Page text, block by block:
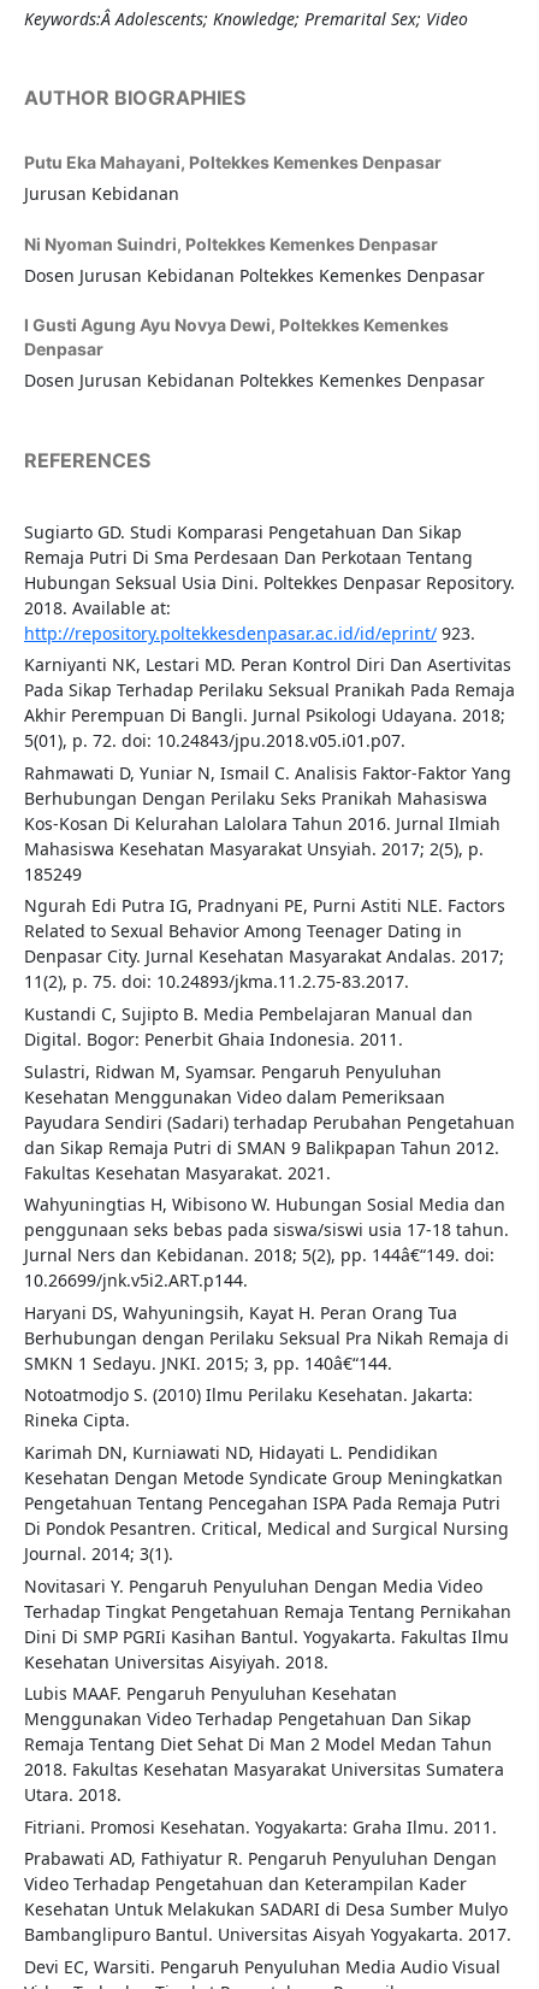
Keywords:ÂAdolescents; Knowledge; Premarital Sex; Video
AUTHOR BIOGRAPHIES
Putu Eka Mahayani, Poltekkes Kemenkes Denpasar
Jurusan Kebidanan
Ni Nyoman Suindri, Poltekkes Kemenkes Denpasar
Dosen Jurusan Kebidanan Poltekkes Kemenkes Denpasar
I Gusti Agung Ayu Novya Dewi, Poltekkes Kemenkes
Denpasar
Dosen Jurusan Kebidanan Poltekkes Kemenkes Denpasar
REFERENCES
Sugiarto GD. Studi Komparasi Pengetahuan Dan Sikap
Remaja Putri Di Sma Perdesaan Dan Perkotaan Tentang
Hubungan Seksual Usia Dini. Poltekkes Denpasar Repository.
2018. Available at:
http://repository.poltekkesdenpasar.ac.id/id/eprint/923.
Karniyanti NK, Lestari MD. Peran Kontrol Diri Dan Asertivitas
Pada Sikap Terhadap Perilaku Seksual Pranikah Pada Remaja
Akhir Perempuan Di Bangli. Jurnal Psikologi Udayana. 2018;
5(01), p. 72. doi: 10.24843/jpu.2018.v05.i01.p07.
Rahmawati D, Yuniar N, Ismail C. Analisis Faktor-Faktor Yang
Berhubungan Dengan Perilaku Seks Pranikah Mahasiswa
Kos-Kosan Di Kelurahan Lalolara Tahun 2016. Jurnal Ilmiah
Mahasiswa Kesehatan Masyarakat Unsyiah. 2017; 2(5), p.
185249
Ngurah Edi Putra IG, Pradnyani PE, Purni Astiti NLE. Factors
Related to Sexual Behavior Among Teenager Dating in
Denpasar City. Jurnal Kesehatan Masyarakat Andalas. 2017;
11(2), p. 75. doi: 10.24893/jkma.11.2.75-83.2017.
Kustandi C, Sujipto B. Media Pembelajaran Manual dan
Digital. Bogor: Penerbit Ghaia Indonesia. 2011.
Sulastri, Ridwan M, Syamsar. Pengaruh Penyuluhan
Kesehatan Menggunakan Video dalam Pemeriksaan
Payudara Sendiri (Sadari) terhadap Perubahan Pengetahuan
dan Sikap Remaja Putri di SMAN 9 Balikpapan Tahun 2012.
Fakultas Kesehatan Masyarakat. 2021.
Wahyuningtias H, Wibisono W. Hubungan Sosial Media dan
penggunaan seks bebas pada siswa/siswi usia 17-18 tahun.
Jurnal Ners dan Kebidanan. 2018; 5(2), pp. 144â€“149. doi:
10.26699/jnk.v5i2.ART.p144.
Haryani DS, Wahyuningsih, Kayat H. Peran Orang Tua
Berhubungan dengan Perilaku Seksual Pra Nikah Remaja di
SMKN 1 Sedayu. JNKI. 2015; 3, pp. 140â€“144.
Notoatmodjo S. (2010) Ilmu Perilaku Kesehatan. Jakarta:
Rineka Cipta.
Karimah DN, Kurniawati ND, Hidayati L. Pendidikan
Kesehatan Dengan Metode Syndicate Group Meningkatkan
Pengetahuan Tentang Pencegahan ISPA Pada Remaja Putri
Di Pondok Pesantren. Critical, Medical and Surgical Nursing
Journal. 2014; 3(1).
Novitasari Y. Pengaruh Penyuluhan Dengan Media Video
Terhadap Tingkat Pengetahuan Remaja Tentang Pernikahan
Dini Di SMP PGRIi Kasihan Bantul. Yogyakarta. Fakultas Ilmu
Kesehatan Universitas Aisyiyah. 2018.
Lubis MAAF. Pengaruh Penyuluhan Kesehatan
Menggunakan Video Terhadap Pengetahuan Dan Sikap
Remaja Tentang Diet Sehat Di Man 2 Model Medan Tahun
2018. Fakultas Kesehatan Masyarakat Universitas Sumatera
Utara. 2018.
Fitriani. Promosi Kesehatan. Yogyakarta: Graha Ilmu. 2011.
Prabawati AD, Fathiyatur R. Pengaruh Penyuluhan Dengan
Video Terhadap Pengetahuan dan Keterampilan Kader
Kesehatan Untuk Melakukan SADARI di Desa Sumber Mulyo
Bambanglipuro Bantul. Universitas Aisyah Yogyakarta. 2017.
Devi EC, Warsiti. Pengaruh Penyuluhan Media Audio Visual